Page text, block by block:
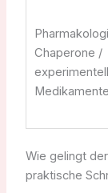
Chaperone /
Medikamente
Wie gelingt
praktische